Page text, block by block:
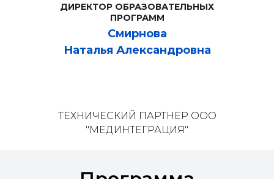
ДИРЕКТОР ОБРАЗОВАТЕЛЬНЫХ
ПРОГРАММ
Смирнова
Наталья Александровна
ТЕХНИЧЕСКИЙ ПАРТНЕР ООО
"МЕДИНТЕГРАЦИЯ"